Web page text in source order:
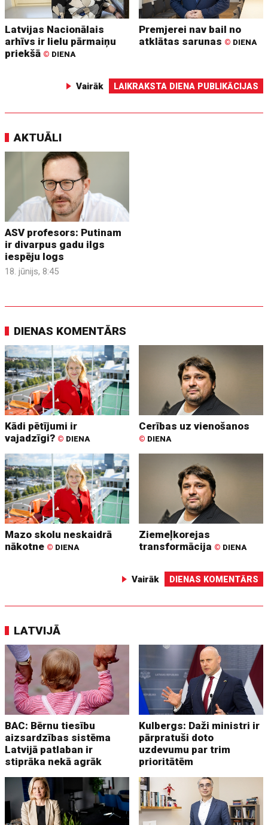
Latvijas Nacionālais
arhīvs ir lielu pārmaiņu
priekšā © DIENA
Premjerei nav bail no
atklātas sarunas © DIENA
Vairāk LAIKRAKSTA DIENA PUBLIKĀCIJAS
AKTUĀLI
ASV profesors: Putinam
ir divarpus gadu ilgs
iespēju logs
18. jūnijs, 8:45
DIENAS KOMENTĀRS
Kādi pētījumi ir
vajadzīgi? © DIENA
Cerības uz vienošanos
© DIENA
Mazo skolu neskaidrā
nākotne © DIENA
Ziemeļkorejas
transformācija © DIENA
Vairāk DIENAS KOMENTĀRS
LATVIJĀ
BAC: Bērnu tiesību
aizsardzības sistēma
Latvijā patlaban ir
stiprāka nekā agrāk
Kulbergs: Daži ministri ir
pārpratuši doto
uzdevumu par trim
prioritātēm